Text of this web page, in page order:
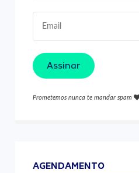
Assinar
Prometemos nunca te mandar spam
AGENDAMENTO